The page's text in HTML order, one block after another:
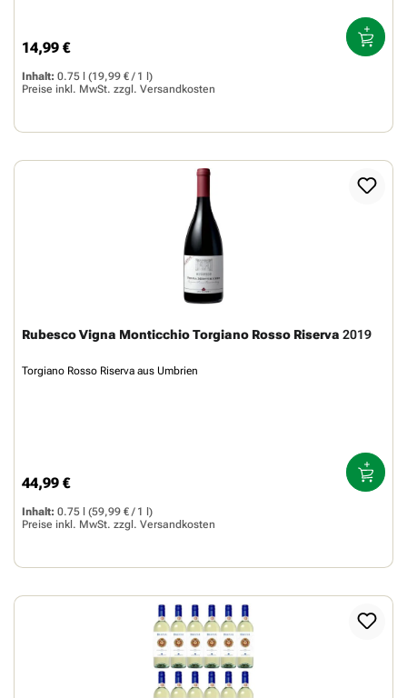
Regulärer Preis:
14,99 €
Inhalt: 0.75 l
(19,99 € / 1 l)
Preise inkl. MwSt. zzgl. Versandkosten
Rubesco Vigna Monticchio Torgiano Rosso Riserva 2019
Torgiano Rosso Riserva aus Umbrien
Regulärer Preis:
44,99 €
Inhalt: 0.75 l
(59,99 € / 1 l)
Preise inkl. MwSt. zzgl. Versandkosten